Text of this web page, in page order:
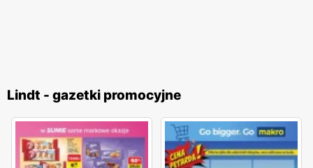
Lindt - gazetki promocyjne